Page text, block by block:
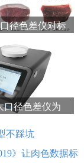
径色差仪对标
化
口径色差仪为
不踩坑
》让肉色数据标